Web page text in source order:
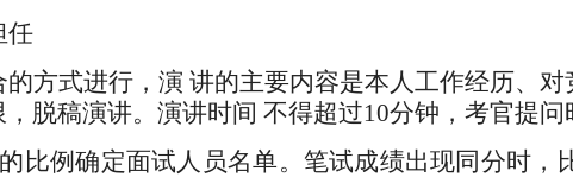
任
方式进行，演 讲的主要内容是本人工作经历、
脱稿演讲。演讲时间 不得超过10分钟，考官提问
的比例确定面试人员名单。笔试成绩出现同分时，